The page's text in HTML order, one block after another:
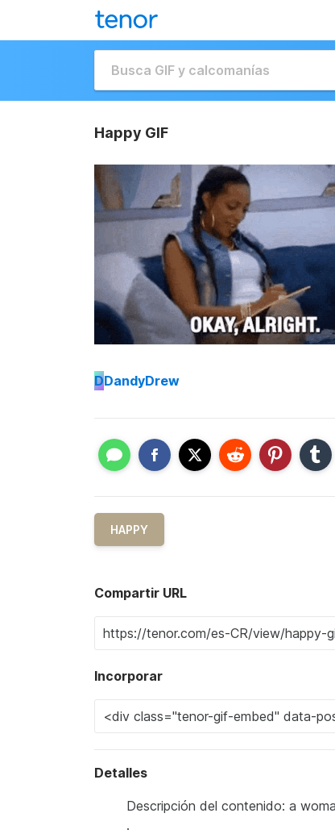
Happy GIF
DDandyDrew
HAPPY
Compartir URL
Incorporar
Detalles
Descripción del contenido: a
.